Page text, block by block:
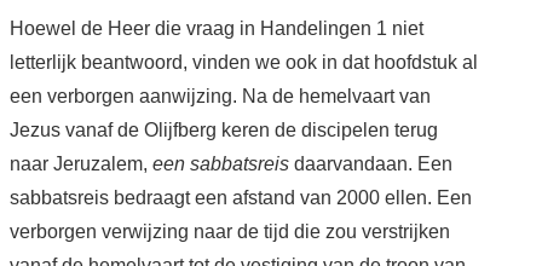
Hoewel de Heer die vraag in Handelingen 1 niet
letterlijk beantwoord, vinden we ook in dat hoofdstuk al
een verborgen aanwijzing. Na de hemelvaart van
Jezus vanaf de Olijfberg keren de discipelen terug
naar Jeruzalem, een sabbatsreis daarvandaan. Een
sabbatsreis bedraagt een afstand van 2000 ellen. Een
verborgen verwijzing naar de tijd die zou verstrijken